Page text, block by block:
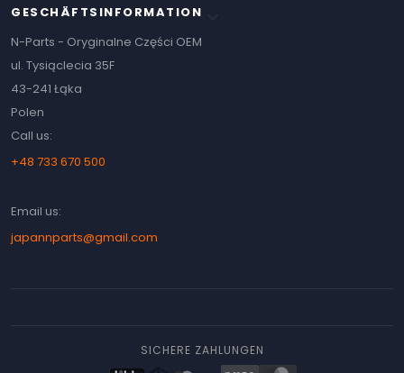
GESCHÄFTSINFORMATION
N-Parts - Oryginalne Części OEM
ul. Tysiąclecia 35F
43-241 Łąka
Polen
Call us:
+48 733 670 500
Email us:
japannparts@gmail.com
SICHERE ZAHLUNGEN